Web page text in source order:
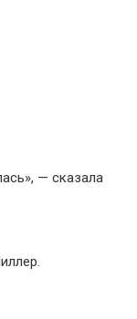
— сказала